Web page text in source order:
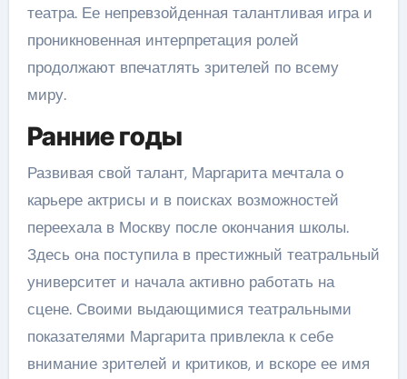
театра. Ее непревзойденная талантливая игра и
проникновенная интерпретация ролей
продолжают впечатлять зрителей по всему
миру.
Ранние годы
Развивая свой талант, Маргарита мечтала о
карьере актрисы и в поисках возможностей
переехала в Москву после окончания школы.
Здесь она поступила в престижный театральный
университет и начала активно работать на
сцене. Своими выдающимися театральными
показателями Маргарита привлекла к себе
внимание зрителей и критиков, и вскоре ее имя